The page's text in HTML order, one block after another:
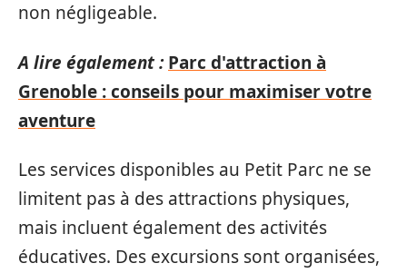
non négligeable.
A lire également : Parc d'attraction à
Grenoble : conseils pour maximiser votre
aventure
Les services disponibles au Petit Parc ne se
limitent pas à des attractions physiques,
mais incluent également des activités
éducatives. Des excursions sont organisées,